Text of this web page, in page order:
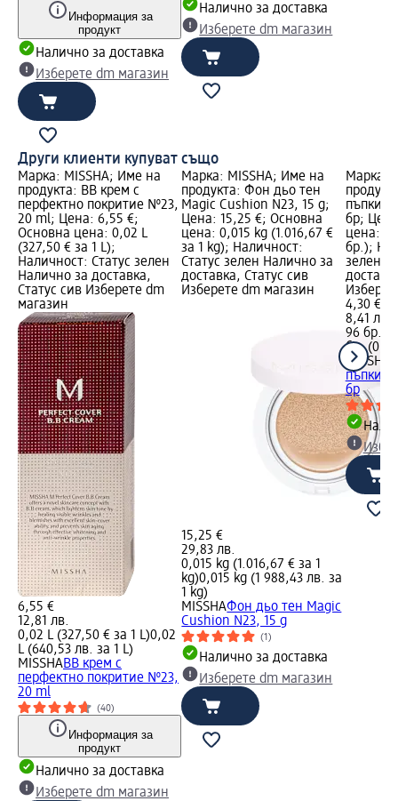
Информация за
продукт
Налично за доставка
Изберете dm магазин
Налично за доставка
Изберете dm магазин
Други клиенти купуват също
Марка: MISSHA; Име на
продукта: BB крем с
перфектно покритие №23,
20 ml; Цена: 6,55 €;
Основна цена: 0,02 L
(327,50 € за 1 L);
Наличност: Статус зелен
Налично за доставка,
Статус сив Изберете dm
магазин
6,55 €
12,81 лв.
0,02 L (327,50 € за 1 L)0,02
L (640,53 лв. за 1 L)
MISSHABB крем с
перфектно покритие №23,
20 ml
(40)
Информация за
продукт
Налично за доставка
Изберете dm магазин
Марка: MISSHA; Име на
продукта: Фон дьо тен
Magic Cushion N23, 15 g;
Цена: 15,25 €; Основна
цена: 0,015 kg (1.016,67 €
за 1 kg); Наличност:
Статус зелен Налично за
доставка, Статус сив
Изберете dm магазин
15,25 €
29,83 лв.
0,015 kg (1.016,67 € за 1
kg)0,015 kg (1 988,43 лв. за
1 kg)
MISSHAФон дьо тен Magic
Cushion N23, 15 g
(1)
Налично за доставка
Изберете dm магазин
Марка:
пъпки
бр;
цена:
бр.);
зелен
4,30 €
8,41 лв.
96 бр.
бр.
MISSHA
пъпки
бр